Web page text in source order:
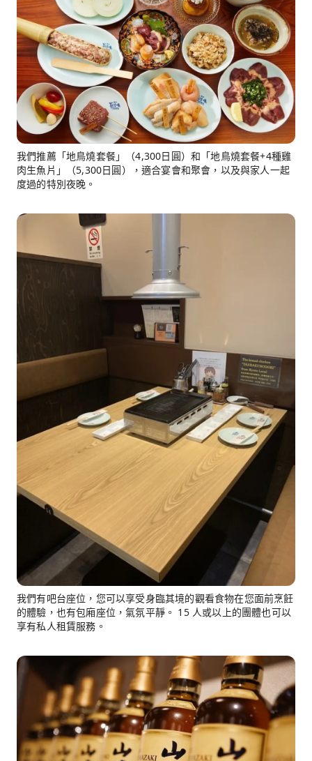
我們推薦「地鳥燒套餐」（4,300日圓）和「地鳥燒套餐+4種雞
肉生魚片」（5,300日圓），適合宴會和聚會，以及與家人一起
度過的特別夜晚。
我們有吧台座位，您可以享受身臨其境的觀看食物在您面前烹飪
的體驗，也有包廂座位，氣氛平靜。 15 人或以上的團體也可以
享有私人租賃服務。